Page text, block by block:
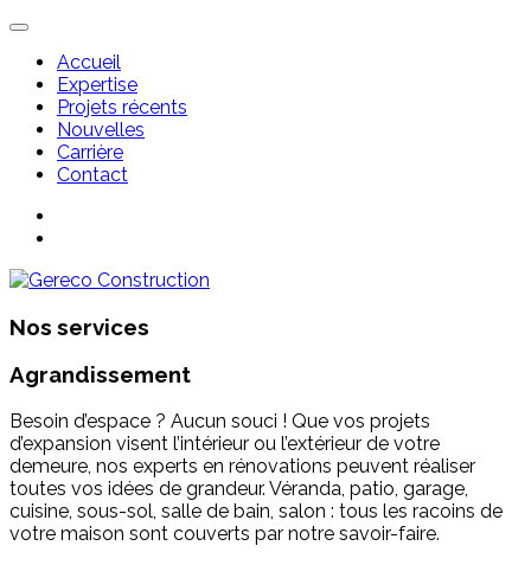
Accueil
Expertise
Projets récents
Nouvelles
Carrière
Contact
Nos services
Agrandissement
Besoin d’espace ? Aucun souci ! Que vos projets
d’expansion visent l’intérieur ou l’extérieur de votre
demeure, nos experts en rénovations peuvent réaliser
toutes vos idées de grandeur. Véranda, patio, garage,
cuisine, sous-sol, salle de bain, salon : tous les racoins de
votre maison sont couverts par notre savoir-faire.